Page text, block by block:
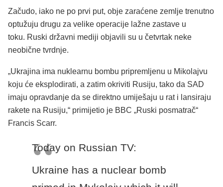
Začudo, iako ne po prvi put, obje zaraćene zemlje trenutno
optužuju drugu za velike operacije lažne zastave u
toku. Ruski državni mediji objavili su u četvrtak neke
neobične tvrdnje.
„Ukrajina ima nuklearnu bombu pripremljenu u Mikolajvu
koju će eksplodirati, a zatim okriviti Rusiju, tako da SAD
imaju opravdanje da se direktno umiješaju u rat i lansiraju
rakete na Rusiju,“ primijetio je BBC „Ruski posmatrač“
Francis Scarr.
Today on Russian TV:
Ukraine has a nuclear bomb